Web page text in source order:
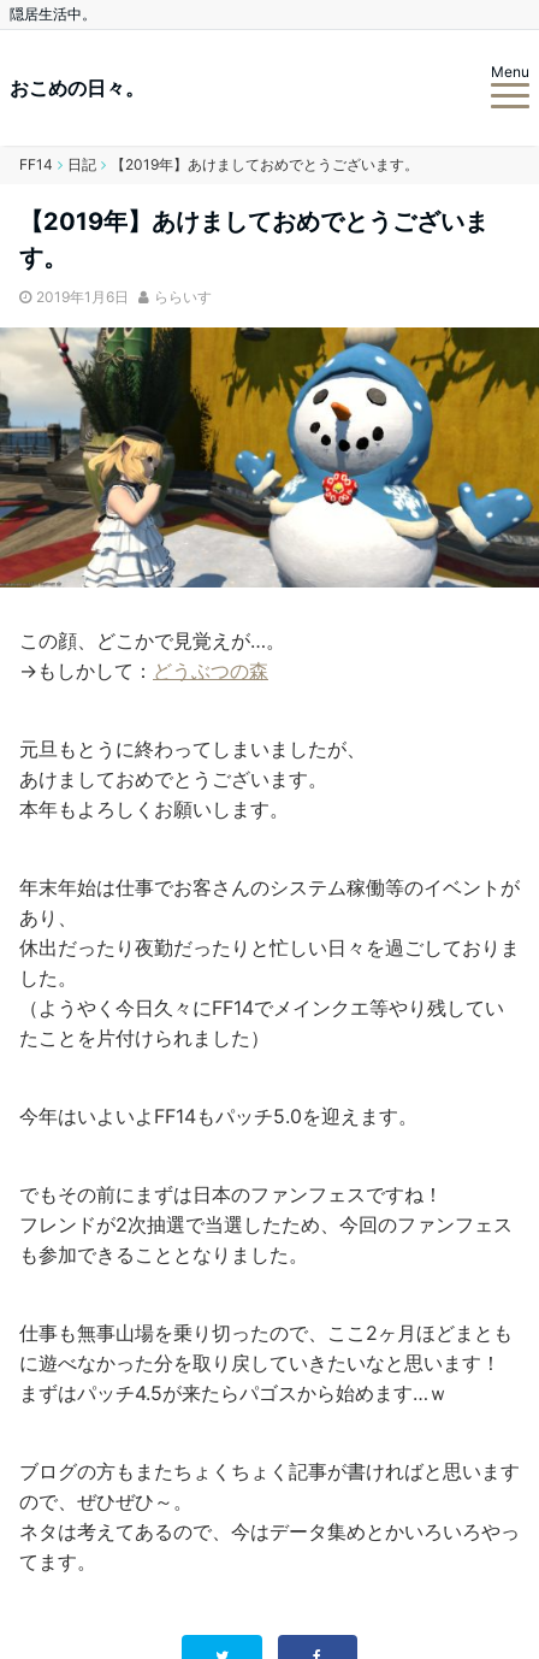
隠居生活中。
おこめの日々。
Menu
FF14 日記 【2019年】あけましておめでとうございます。
【2019年】あけましておめでとうございま
す。
2019年1月6日 ららいす
この顔、どこかで見覚えが…。
→もしかして： どうぶつの森
元旦もとうに終わってしまいましたが、
あけましておめでとうございます。
本年もよろしくお願いします。
年末年始は仕事でお客さんのシステム稼働等のイベントが
あり、
休出だったり夜勤だったりと忙しい日々を過ごしておりま
した。
（ようやく今日久々にFF14でメインクエ等やり残してい
たことを片付けられました）
今年はいよいよFF14もパッチ5.0を迎えます。
でもその前にまずは日本のファンフェスですね！
フレンドが2次抽選で当選したため、今回のファンフェス
も参加できることとなりました。
仕事も無事山場を乗り切ったので、ここ2ヶ月ほどまとも
に遊べなかった分を取り戻していきたいなと思います！
まずはパッチ4.5が来たらパゴスから始めます…ｗ
ブログの方もまたちょくちょく記事が書ければと思います
ので、ぜひぜひ～。
ネタは考えてあるので、今はデータ集めとかいろいろやっ
てます。